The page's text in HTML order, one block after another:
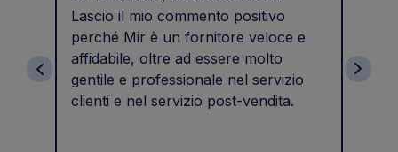
Lascio il mio commento positivo
perché Mir è un fornitore veloce e
affidabile, oltre ad essere molto
gentile e professionale nel servizio
clienti e nel servizio post-vendita.